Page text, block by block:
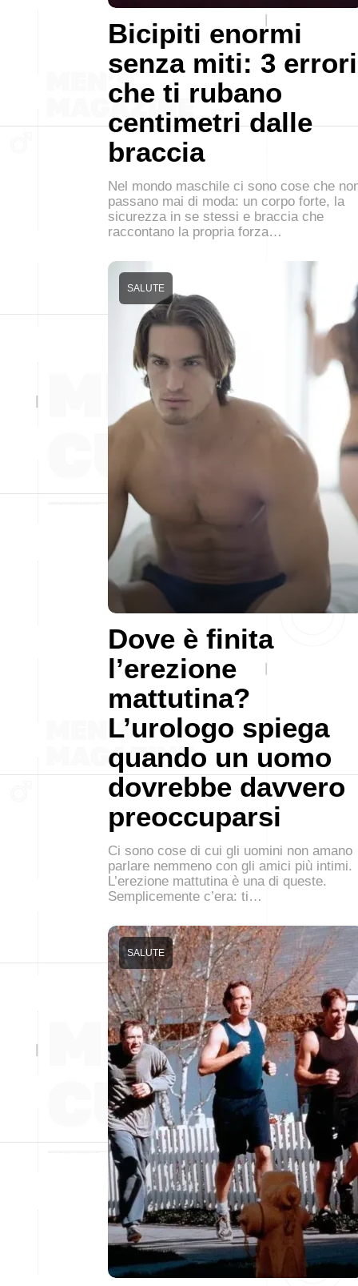
Bicipiti enormi
senza miti: 3 errori
che ti rubano
centimetri dalle
braccia
Nel mondo maschile ci sono cose che
passano mai di moda: un corpo forte, la
sicurezza in se stessi e braccia che
raccontano la propria forza…
Dove è finita
l’erezione
mattutina?
L’urologo spiega
quando un uomo
dovrebbe davvero
preoccuparsi
SALUTE
Ci sono cose di cui gli uomini non amano
parlare nemmeno con gli amici più intimi.
L’erezione mattutina è una di queste.
Semplicemente c’era: ti…
SALUTE